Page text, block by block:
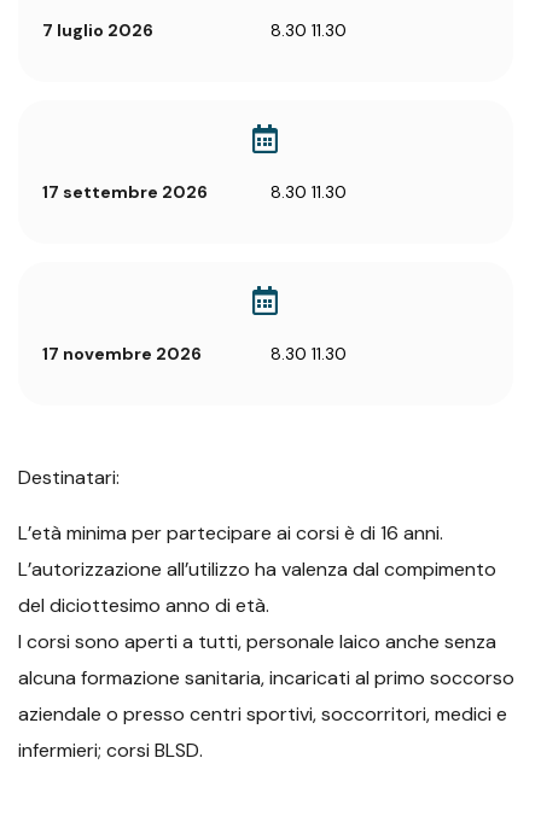
7 luglio 2026 8.30 11.30
17 settembre 2026 8.30 11.30
17 novembre 2026 8.30 11.30
Destinatari:
L’età minima per partecipare ai corsi è di 16 anni.
L’autorizzazione all’utilizzo ha valenza dal compimento
del diciottesimo anno di età.
I corsi sono aperti a tutti, personale laico anche senza
alcuna formazione sanitaria, incaricati al primo soccorso
aziendale o presso centri sportivi, soccorritori, medici e
infermieri; corsi BLSD.